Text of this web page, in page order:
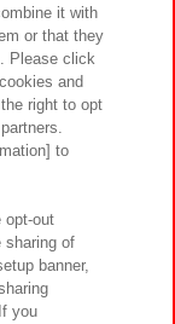
ポリシー
方針と検証結果
・お問い合わせ
it with
or that they
Please click
and
right to opt
to
opt-out
sharing of
banner,
you